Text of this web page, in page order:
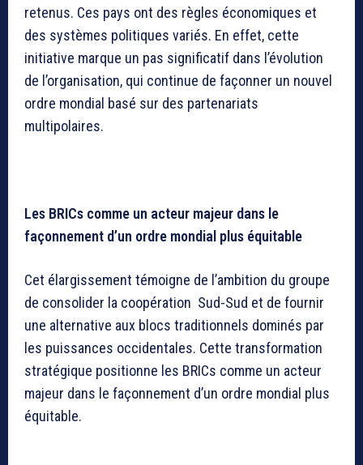
retenus. Ces pays ont des règles économiques et
des systèmes politiques variés. En effet, cette
initiative marque un pas significatif dans l’évolution
de l’organisation, qui continue de façonner un nouvel
ordre mondial basé sur des partenariats
multipolaires.
Les BRICs comme un acteur majeur dans le
façonnement d’un ordre mondial plus équitable
Cet élargissement témoigne de l’ambition du groupe
de consolider la coopération Sud-Sud et de fournir
une alternative aux blocs traditionnels dominés par
les puissances occidentales. Cette transformation
stratégique positionne les BRICs comme un acteur
majeur dans le façonnement d’un ordre mondial plus
équitable.